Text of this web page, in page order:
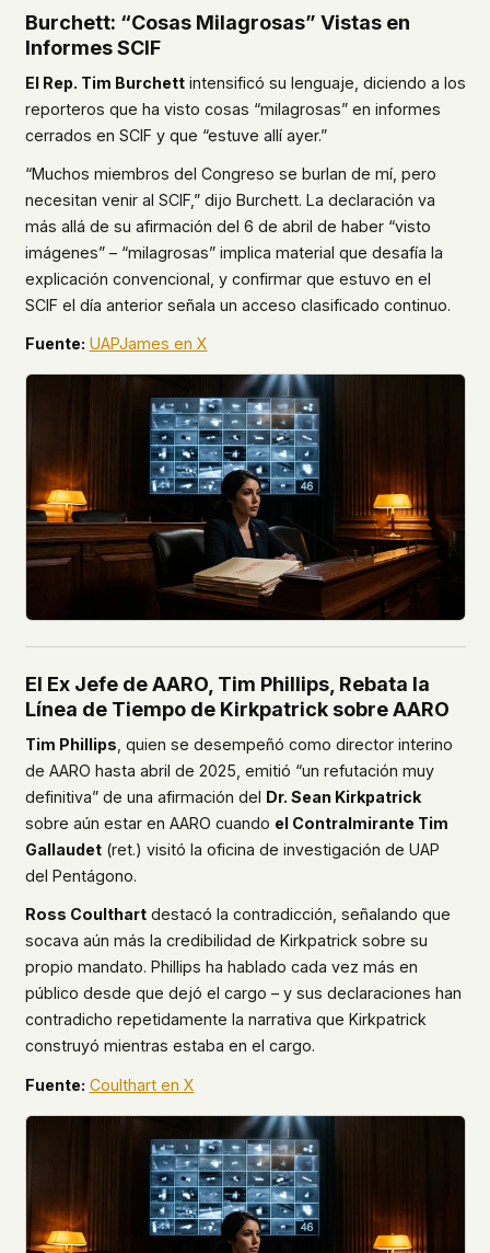
Burchett: “Cosas Milagrosas” Vistas en
Informes SCIF
El Rep. Tim Burchettintensificó su lenguaje, diciendo a los
reporteros que ha visto cosas “milagrosas” en informes
cerrados en SCIF y que “estuve allí ayer.”
“Muchos miembros del Congreso se burlan de mí, pero
necesitan venir al SCIF,” dijo Burchett. La declaración va
más allá de su afirmación del 6 de abril de haber “visto
imágenes” – “milagrosas” implica material que desafía la
explicación convencional, y confirmar que estuvo en el
SCIF el día anterior señala un acceso clasificado continuo.
Fuente: UAPJames en X
El Ex Jefe de AARO, Tim Phillips, Rebata la
Línea de Tiempo de Kirkpatrick sobre AARO
Tim Phillips , quien se desempeñó como director interino
de AARO hasta abril de 2025, emitió “un refutación muy
definitiva” de una afirmación del Dr. Sean Kirkpatrick
sobre aún estar en AARO cuando el Contralmirante Tim
Gallaudet(ret.) visitó la oficina de investigación de UAP
del Pentágono.
Ross Coulthartdestacó la contradicción, señalando que
socava aún más la credibilidad de Kirkpatrick sobre su
propio mandato. Phillips ha hablado cada vez más en
público desde que dejó el cargo – y sus declaraciones han
contradicho repetidamente la narrativa que Kirkpatrick
construyó mientras estaba en el cargo.
Fuente: Coulthart en X